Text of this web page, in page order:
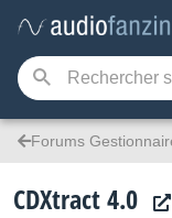
Forums
CDXtract 4.0